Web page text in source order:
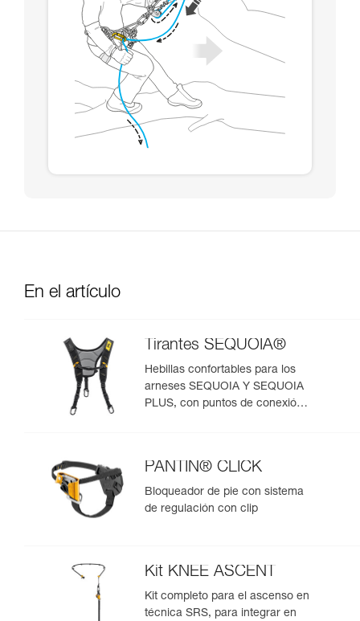
En el artículo
Tirantes SEQUOIA®
Hebillas confortables para los
arneses SEQUOIA Y SEQUOIA
PLUS, con puntos de conexión
PANTIN® CLICK
Bloqueador de pie con sistema
de regulación con clip
Kit KNEE ASCENT
Kit completo para el ascenso en
técnica SRS, para integrar en